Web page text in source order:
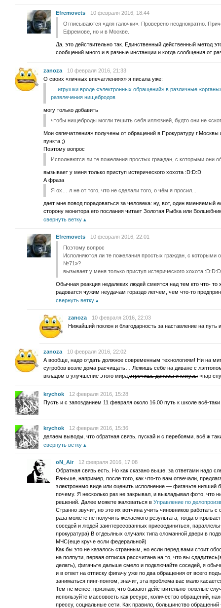
Efremovets
10 февраля 2016, 18:44
Отписываются «для галочки». Проверено неоднократно.
Ефремове, но и в Москве.
Да, это действительно так. Единственный действенный метод
сообщений много и в разные инстанции и когда сообщения от
zanoza
10 февраля 2016, 21:33
О своих «личных впечатлениях» я писала уже:
… игрушки вроде «электронных обращений» в различные
развлечения нищебродов
могу только добавить
чтобы нищеброды могли тешить себя иллюзией, будто они не
Мои «впечатления» получены от обращений в Прокуратуру г.Москвы
пункта ;)
Поэтому вопрос
Исполняются ли те пожелания простых граждан, с которыми они
вызывает у меня только приступ истерического хохота :D:D:D
А фраза
Я ох… л не от того, что не сделали того, о чём я просил...
дает мне повод порадоваться за человека: ну, вот, один вменяемый
сторону монитора его послания читает Золотая Рыбка или
свернуть ветку
Efremovets
10 февраля 2016, 22:01
Поэтому вопрос
Исполняются ли те пожелания простых граждан, с которыми
№71»?
вызывает у меня только приступ истерического хохота :D:D:D
Обычная реакция недалеких людей смеятся над тем кто что- то
радоватся чужим неудачам гораздо легчем, чем что-то
свернуть ветку
zanoza
10 февраля 2016, 22:03
Нижайший поклон и благодарность за наставление на путь
zanoza
10 февраля 2016, 22:02
А вообще, надо отдать должное современным технологиям! Ни на
сугробов возле дома расчищать… Лежишь себе на диване с
вкладом в улучшение этого мира, строчишь доносы и кляузы «пар
krychok
12 февраля 2016, 15:28
Пусть и с запозданием 11 февраля около 16.00 путь к школе всё-
krychok
12 февраля 2016, 15:36
делаем выводы, что обратная связь, пускай и с перебоями, всё ж
свернуть ветку
oN_Air
12 февраля 2016, 17:08
Обратная связь есть. Но как сказано выше, за ответами надо
Раньше, например, после того, как что-то вам отвечали,
электроннмо виде или оценить исполнение — фигачьте низший
почему. Я несколько раз не закрывал, и выкладывал фото, что
решений. Далее можете жаловаться в Управление по
Странно звучит, но это их вотчина учить чиновников
раза можете не получить желаемого результата, тогда
соседей и людей заинтересованных присоединиться,
прокуратура) В отдеьлных случаях типа сломанной двери в
МЧС(еще круче если федеральной)
Как бы это не казалось странным, но если перед вами стоит
на полпути, первая отписка рассчитана на то, что вы
делать), фигачьте дальше смело и подключайте соседей, я
и в ответ на отписку фигачу уже по два обращения от всего
заниматься пинг-понгом, значит, эта проблема вас мало
Тем не менее, признаю, что бывают действительно тяжелые
используйте массовость как ресурс, количество обращений,
прессу, социальные сети. Как правило, большинство